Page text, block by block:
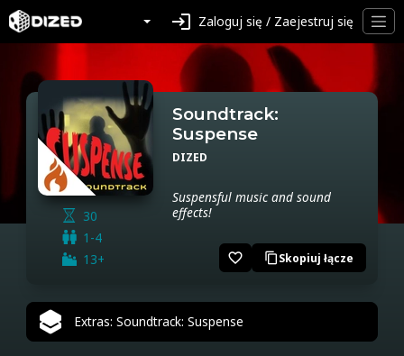
login Zaloguj się / Zaejestruj się
30
1-4
13+
Soundtrack:
Suspense
DIZED
Suspensful music and sound
effects!
favorite_border content_copySkopiuj łącze
Extras: Soundtrack: Suspense